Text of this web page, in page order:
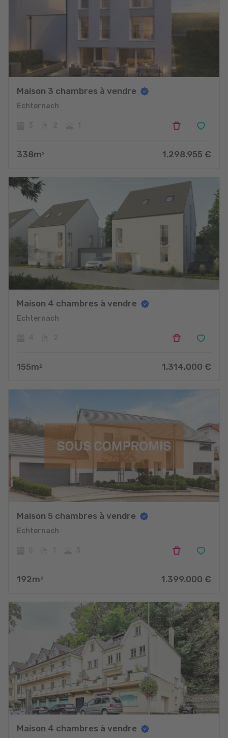
Maison 3 chambres à vendre
Echternach
338m 2 1.298.955 €
Maison 4 chambres à vendre
Echternach
155m 2 1.314.000 €
Maison 5 chambres à vendre
Echternach
192m 2 1.399.000 €
Maison 4 chambres à vendre